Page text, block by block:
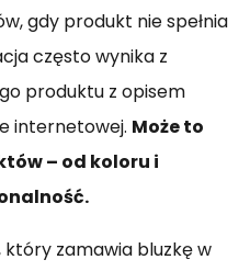
gdy produkt nie spełnia
często wynika z
produktu z opisem
internetowej. Może to
– od koloru i
zamawia bluzkę w